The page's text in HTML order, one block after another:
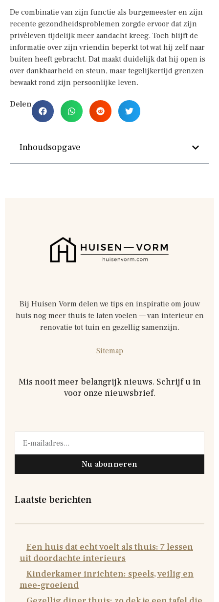
De combinatie van zijn functie als burgemeester en zijn
recente gezondheidsproblemen zorgde ervoor dat zijn
privéleven tijdelijk meer aandacht kreeg. Toch blijft de
informatie over zijn vriendin beperkt tot wat hij zelf naar
buiten heeft gebracht. Dat maakt duidelijk dat hij open is
over dankbaarheid en steun, maar tegelijkertijd grenzen
bewaakt rond zijn persoonlijke leven.
Delen
Inhoudsopgave
Bij Huisen Vorm delen we tips en inspiratie om jouw
huis nog meer thuis te laten voelen — van interieur en
renovatie tot tuin en gezellig samenzijn.
Sitemap
Mis nooit meer belangrijk nieuws. Schrijf u in
voor onze nieuwsbrief.
Nu abonneren
Laatste berichten
Een huis dat echt voelt als thuis: 7 lessen
uit doordachte interieurs
Kinderkamer inrichten: speels, veilig en
mee-groeiend